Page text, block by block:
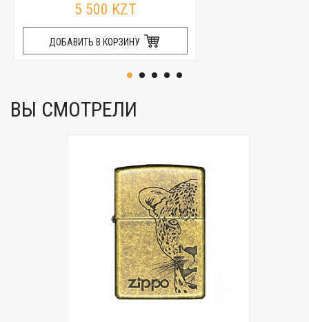
5 500 KZT
ДОБАВИТЬ В КОРЗИНУ
ВЫ СМОТРЕЛИ